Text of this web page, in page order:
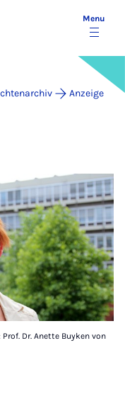
Menu
Anzeige
Dr. Anette Buyken von